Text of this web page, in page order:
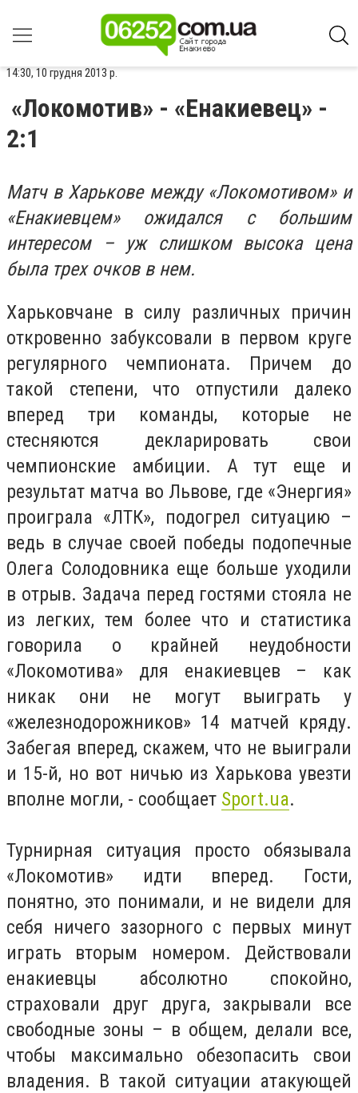
14:30, 10 грудня 2013 р.
«Локомотив» - «Енакиевец» -
2:1
Матч в Харькове между «Локомотивом» и
«Енакиевцем» ожидался с большим
интересом – уж слишком высока цена
была трех очков в нем.
Харьковчане в силу различных причин
откровенно забуксовали в первом круге
регулярного чемпионата. Причем до
такой степени, что отпустили далеко
вперед три команды, которые не
стесняются декларировать свои
чемпионские амбиции. А тут еще и
результат матча во Львове, где «Энергия»
проиграла «ЛТК», подогрел ситуацию –
ведь в случае своей победы подопечные
Олега Солодовника еще больше уходили
в отрыв. Задача перед гостями стояла не
из легких, тем более что и статистика
говорила о крайней неудобности
«Локомотива» для енакиевцев – как
никак они не могут выиграть у
«железнодорожников» 14 матчей кряду.
Забегая вперед, скажем, что не выиграли
и 15-й, но вот ничью из Харькова увезти
вполне могли, - сообщает Sport.ua.
Турнирная ситуация просто обязывала
«Локомотив» идти вперед. Гости,
понятно, это понимали, и не видели для
себя ничего зазорного с первых минут
играть вторым номером. Действовали
енакиевцы абсолютно спокойно,
страховали друг друга, закрывали все
свободные зоны – в общем, делали все,
чтобы максимально обезопасить свои
владения. В такой ситуации атакующей